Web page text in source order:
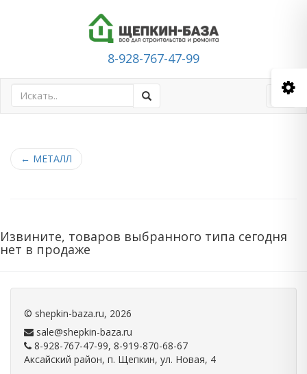
8-928-767-47-99
← МЕТАЛЛ
Извините, товаров выбранного типа сегодня
нет в продаже
© shepkin-baza.ru, 2026
sale@shepkin-baza.ru
8-928-767-47-99, 8-919-870-68-67
Аксайский район, п. Щепкин, ул. Новая, 4